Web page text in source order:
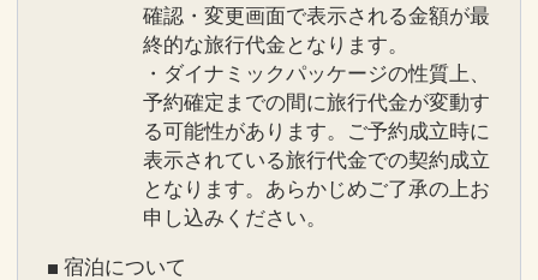
確認・変更画面で表示される金額が最
終的な旅行代金となります。
・ダイナミックパッケージの性質上、
予約確定までの間に旅行代金が変動す
る可能性があります。ご予約成立時に
表示されている旅行代金での契約成立
となります。あらかじめご了承の上お
申し込みください。
■ 宿泊について